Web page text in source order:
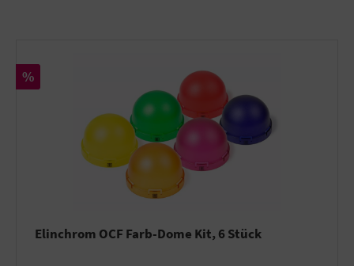
Rabatt
%
Elinchrom OCF Farb-Dome Kit, 6 Stück